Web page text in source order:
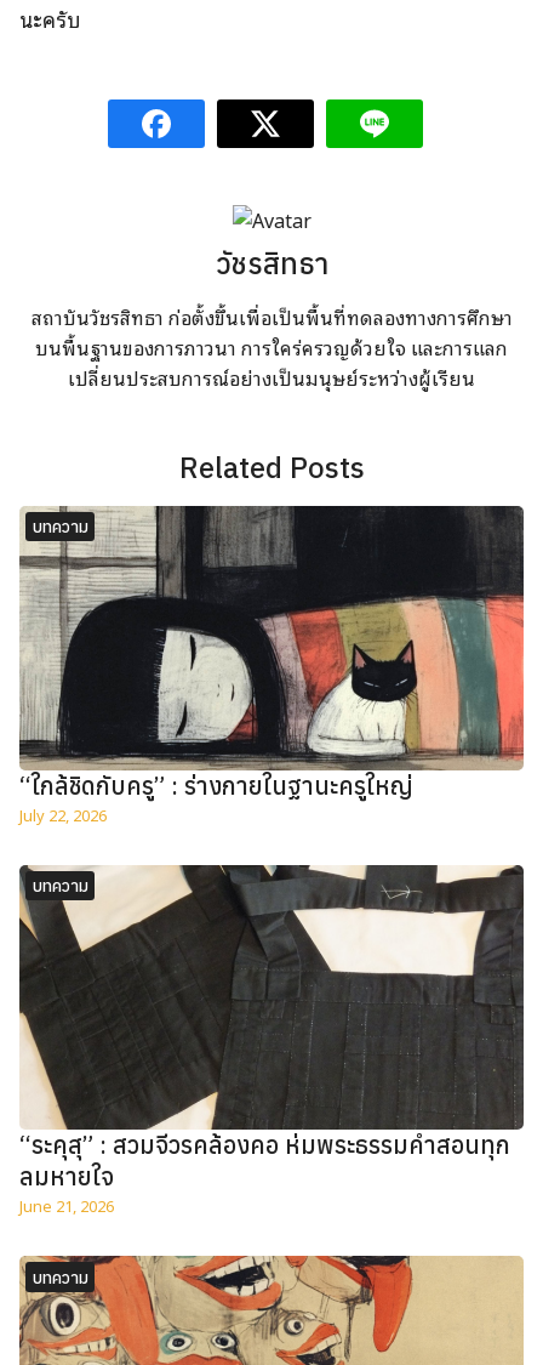
นะครับ
วัชรสิทธา
สถาบันวัชรสิทธา ก่อตั้งขึ้นเพื่อเป็นพื้นที่ทดลองทางการศึกษา
บนพื้นฐานของการภาวนา การใคร่ครวญด้วยใจ และการแลก
เปลี่ยนประสบการณ์อย่างเป็นมนุษย์ระหว่างผู้เรียน
Related Posts
บทความ
“ใกล้ชิดกับครู” : ร่างกายในฐานะครูใหญ่
July 22, 2026
บทความ
“ระคุสุ” : สวมจีวรคล้องคอ ห่มพระธรรมคำสอนทุก
ลมหายใจ
June 21, 2026
บทความ